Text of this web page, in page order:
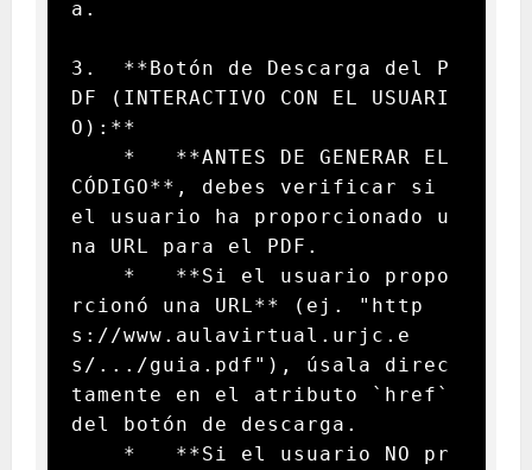
a.
3.  **Botón de Descarga del P
DF (INTERACTIVO CON EL USUARI
O):**
CÓDIGO**, debes verificar si
el usuario ha proporcionado u
na URL para el PDF.
rcionó una URL** (ej. "http
s://www.aulavirtual.urjc.e
s/.../guia.pdf"), úsala direc
tamente en el atributo `href`
del botón de descarga.